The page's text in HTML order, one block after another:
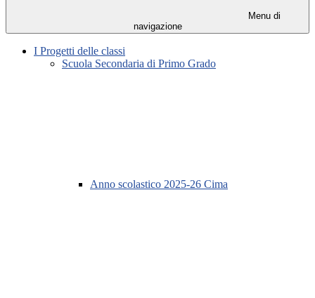
Menu di
navigazione
I Progetti delle classi
Scuola Secondaria di Primo Grado
Anno scolastico 2025-26 Cima